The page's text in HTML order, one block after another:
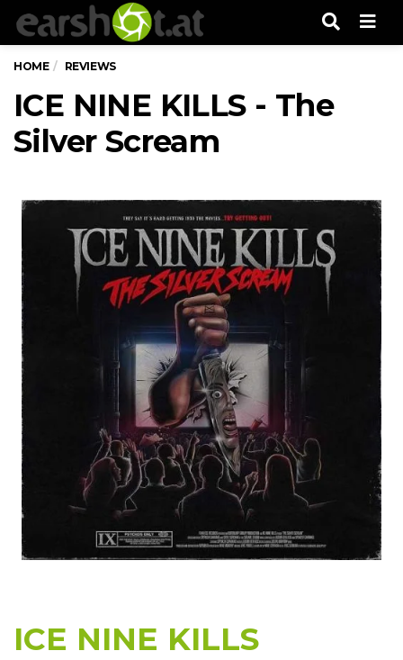
HOME REVIEWS
ICE NINE KILLS - The
Silver Scream
ICE NINE KILLS